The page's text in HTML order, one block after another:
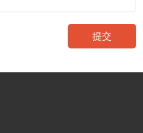
提交